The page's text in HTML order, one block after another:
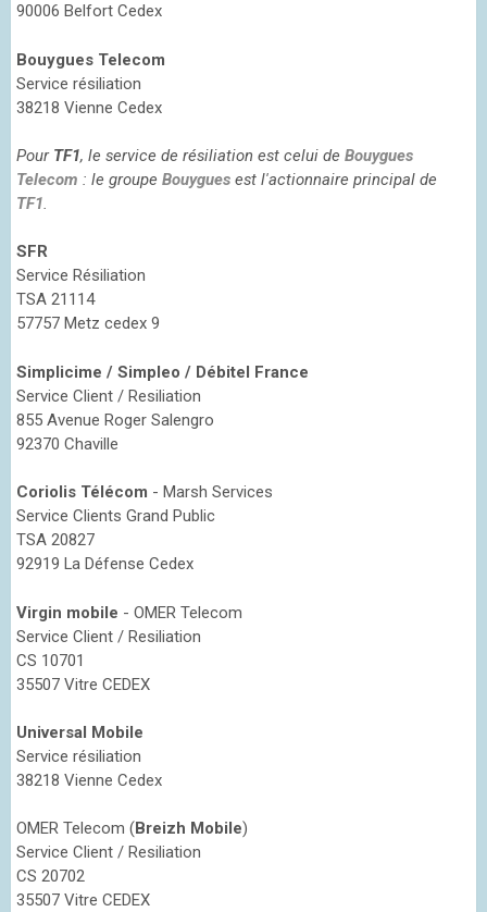
90006 Belfort Cedex
Bouygues Telecom
Service résiliation
38218 Vienne Cedex
Pour TF1, le service de résiliation est celui de Bouygues
Telecom : le groupe Bouygues est l'actionnaire principal de
TF1.
SFR
Service Résiliation
TSA 21114
57757 Metz cedex 9
Simplicime / Simpleo / Débitel France
Service Client / Resiliation
855 Avenue Roger Salengro
92370 Chaville
Coriolis Télécom - Marsh Services
Service Clients Grand Public
TSA 20827
92919 La Défense Cedex
Virgin mobile - OMER Telecom
Service Client / Resiliation
CS 10701
35507 Vitre CEDEX
Universal Mobile
Service résiliation
38218 Vienne Cedex
OMER Telecom (Breizh Mobile)
Service Client / Resiliation
CS 20702
35507 Vitre CEDEX